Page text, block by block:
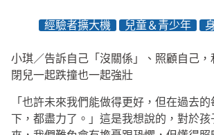
經驗者擴大機 兒童＆青少年
小琪／告訴自己「沒關係」、照顧自己，
閉兒一起跌撞也一起強壯
「也許未來我們能做得更好，但在過去的
下，都盡力了。」這是我想說的，對於孩